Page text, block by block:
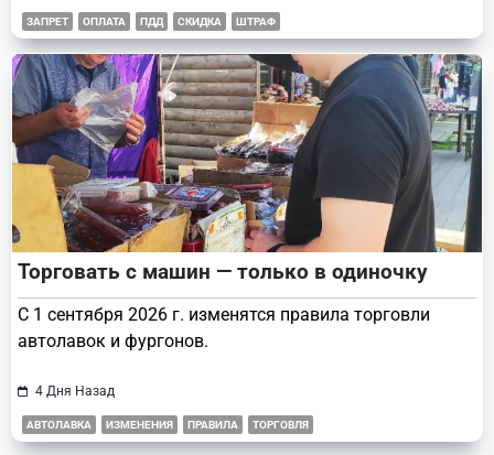
ЗАПРЕТ ОПЛАТА ПДД СКИДКА ШТРАФ
Торговать с машин — только в одиночку
С 1 сентября 2026 г. изменятся правила торговли
автолавок и фургонов.
4 Дня Назад
АВТОЛАВКА ИЗМЕНЕНИЯ ПРАВИЛА ТОРГОВЛЯ